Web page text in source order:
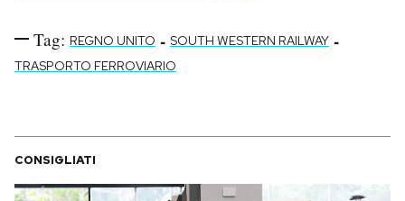
Tag: REGNO UNITO - SOUTH WESTERN RAILWAY -
TRASPORTO FERROVIARIO
CONSIGLIATI